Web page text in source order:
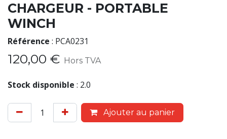
CHARGEUR - PORTABLE
WINCH
Référence : PCA0231
120,00 € Hors TVA
Stock disponible : 2.0
Ajouter au panier